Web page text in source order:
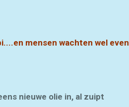
mensen wachten wel even
nieuwe olie in, al zuipt